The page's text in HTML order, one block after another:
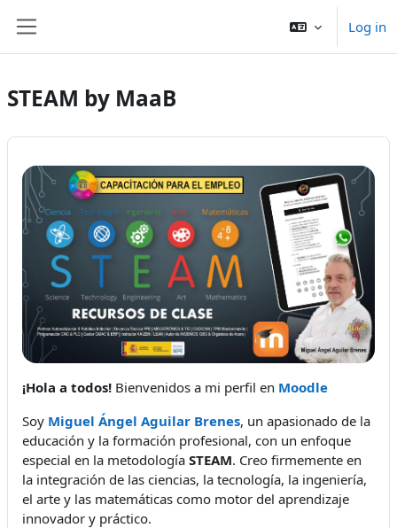
Log in
STEAM by MaaB
¡Hola a todos! Bienvenidos a mi perfil en Moodle
Soy Miguel Ángel Aguilar Brenes, un apasionado de la
educación y la formación profesional, con un enfoque
especial en la metodología STEAM. Creo firmemente en
la integración de las ciencias, la tecnología, la ingeniería,
el arte y las matemáticas como motor del aprendizaje
innovador y práctico.